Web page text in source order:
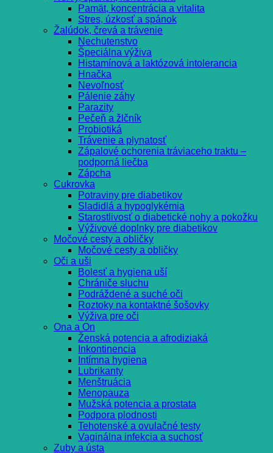
Pamät, koncentrácia a vitalita
Stres, úzkosť a spánok
Žalúdok, črevá a trávenie
Nechutenstvo
Špeciálna výživa
Histamínová a laktózová intolerancia
Hnačka
Nevoľnosť
Pálenie záhy
Parazity
Pečeň a žlčník
Probiotiká
Trávenie a plynatosť
Zápalové ochorenia tráviaceho traktu –
podporná liečba
Zápcha
Cukrovka
Potraviny pre diabetikov
Sladidlá a hypoglykémia
Starostlivosť o diabetické nohy a pokožku
Výživové doplnky pre diabetikov
Močové cesty a obličky
Močové cesty a obličky
Oči a uši
Bolesť a hygiena uší
Chrániče sluchu
Podráždené a suché oči
Roztoky na kontaktné šošovky
Výživa pre oči
Ona a On
Ženská potencia a afrodiziaká
Inkontinencia
Intímna hygiena
Lubrikanty
Menštruácia
Menopauza
Mužská potencia a prostata
Podpora plodnosti
Tehotenské a ovulačné testy
Vaginálna infekcia a suchosť
Zuby a ústa